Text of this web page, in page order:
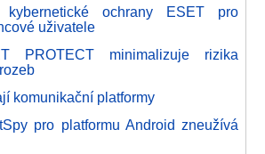
ochrany ESET pro
uživatele
PROTECT minimalizuje rizika
komunikační platformy
pro platformu Android zneužívá